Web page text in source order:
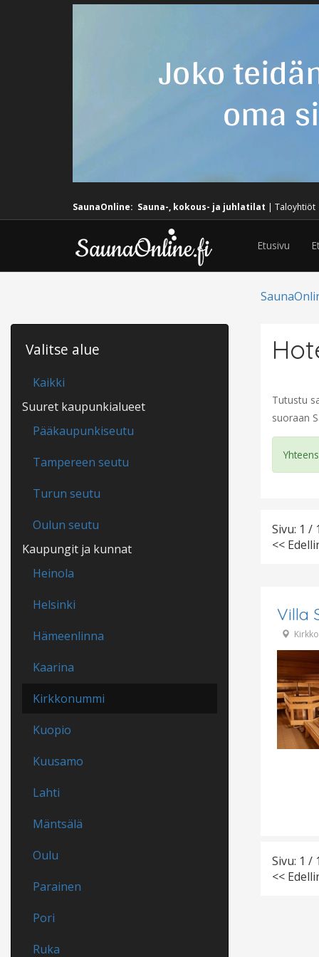
SaunaOnline: Sauna-, kokous- ja juhlatilat | Taloyhtiöt
Etusivu
Valitse alue
Kaikki
Suuret kaupunkialueet
Pääkaupunkiseutu
Tampereen seutu
Turun seutu
Oulun seutu
Kaupungit ja kunnat
Heinola
Helsinki
Hämeenlinna
Kaarina
Kirkkonummi
Kuopio
Kuusamo
Lahti
Mäntsälä
Oulu
Parainen
Pori
Ruka
Tutustu
suoraan
Sivu: 1 / 1
<<
Villa
Sivu: 1 / 1
<<